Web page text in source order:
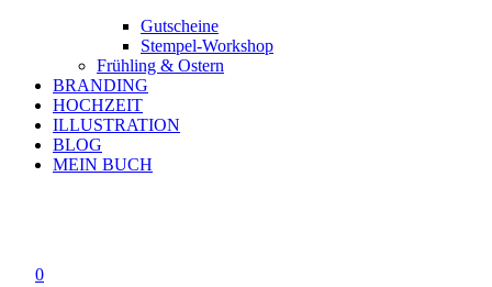
Gutscheine
Stempel-Workshop
Frühling & Ostern
BRANDING
HOCHZEIT
ILLUSTRATION
BLOG
MEIN BUCH
0